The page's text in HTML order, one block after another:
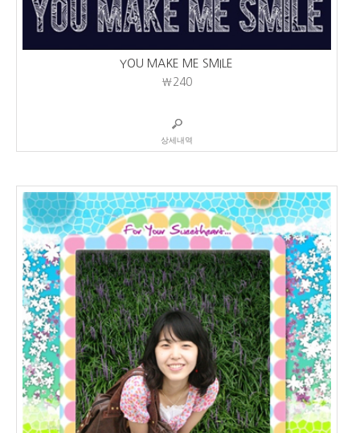
YOU MAKE ME SMILE
₩240
상세내역